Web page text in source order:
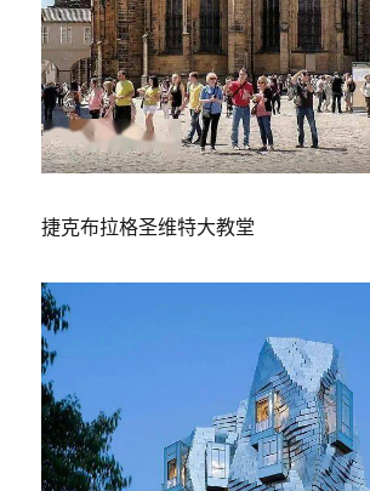
捷克布拉格圣维特大教堂